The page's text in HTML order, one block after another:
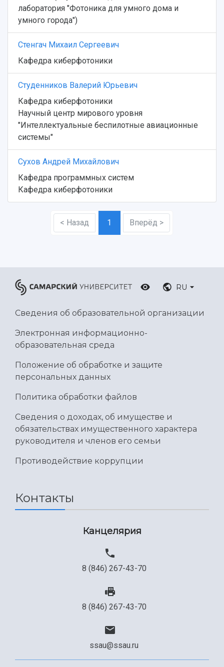
Центр истории авиационных двигателей
Ботанический сад
Умный дом бабочек
Международный межвузовский кампус
Сведения об образовательной организации
Официальные документы
лаборатория "Фотоника для умного дома и
умного города")
Стенгач Михаил Сергеевич
Кафедра киберфотоники
Студенников Валерий Юрьевич
Кафедра киберфотоники
Научный центр мирового уровня
"Интеллектуальные беспилотные авиационные
системы"
Сухов Андрей Михайлович
Кафедра программных систем
Кафедра киберфотоники
< Назад 1 Вперёд >
RU
Сведения об образовательной организации
Электронная информационно-
образовательная среда
Положение об обработке и защите
персональных данных
Политика обработки файлов
Сведения о доходах, об имуществе и
обязательствах имущественного характера
руководителя и членов его семьи
Противодействие коррупции
Контакты
Канцелярия
8 (846) 267-43-70
8 (846) 267-43-70
ssau@ssau.ru